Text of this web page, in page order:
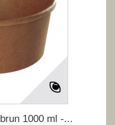
1000 ml -...